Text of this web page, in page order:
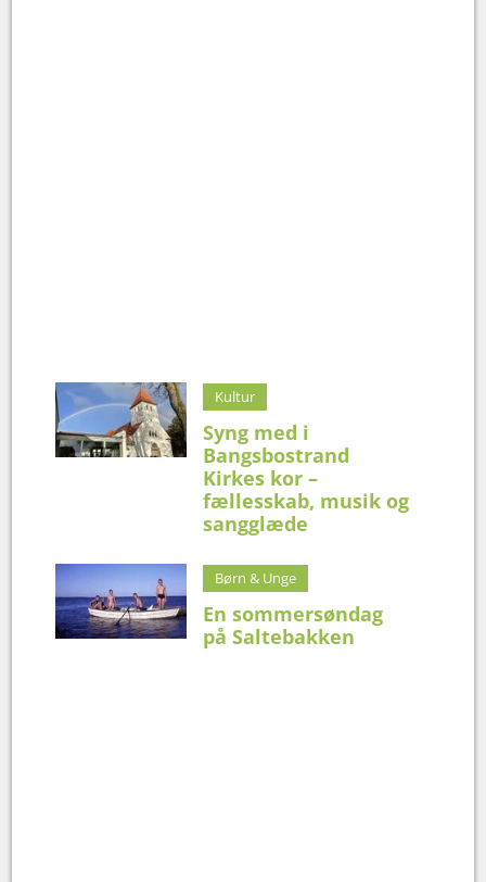
Kultur
Syng med i
Bangsbostrand
Kirkes kor –
fællesskab, musik og
sangglæde
Børn & Unge
En sommersøndag
på Saltebakken